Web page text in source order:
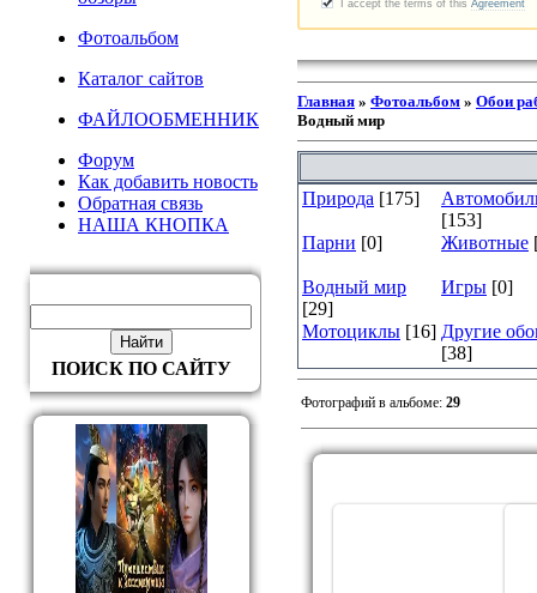
Фотоальбом
Каталог сайтов
ФАЙЛООБМЕННИК
Форум
Как добавить новость
Обратная связь
НАША КНОПКА
ПОИСК ПО САЙТУ
Главная » Фотоальбом » Обои
Водный мир
Природа [175]
[153]
Парни [0] Животные
Водный мир
[29]
Игры [0]
Мотоциклы [16] Другие
[38]
Фотографий в альбоме: 29